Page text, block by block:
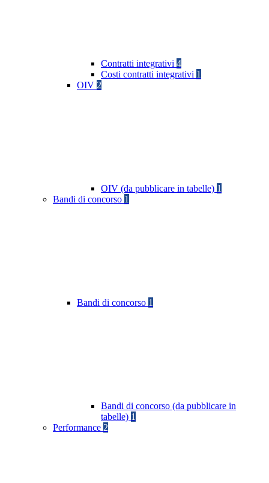
Contratti integrativi 4
Costi contratti integrativi 1
OIV 2
OIV (da pubblicare in tabelle) 1
Bandi di concorso 1
Bandi di concorso 1
Bandi di concorso (da pubblicare in
tabelle) 1
Performance 2